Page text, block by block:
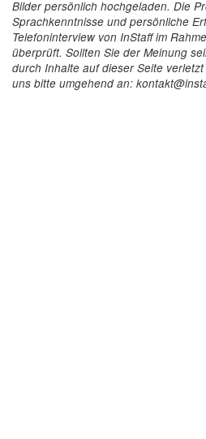
Bilder persönlich hochgeladen. Die
Sprachkenntnisse und persönliche
Telefoninterview von InStaff im
überprüft. Sollten Sie der Meinung
durch Inhalte auf dieser Seite
uns bitte umgehend an: